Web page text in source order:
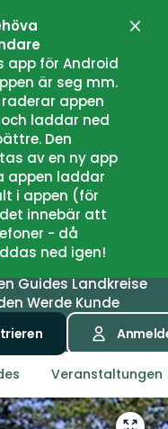
app för Android
är seg mm.
appen
laddar ned
Den
av en ny app
appen laddar
i appen (för
innebär att
- då
ned igen!
GuidesLandkreise
Werde Kunde
Veranstaltungen